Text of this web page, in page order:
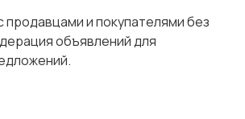
продавцами и покупателями без
объявлений для